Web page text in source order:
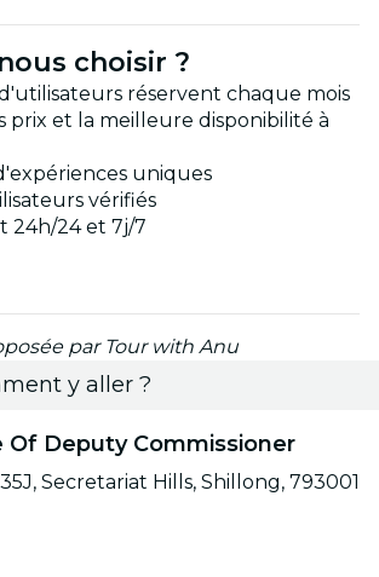
choisir ?
réservent chaque mois
prix et la meilleure disponibilité à
uniques
vérifiés
24h/24 et 7j/7
par Tour with Anu
y aller ?
Of Deputy Commissioner
Secretariat Hills, Shillong, 793001